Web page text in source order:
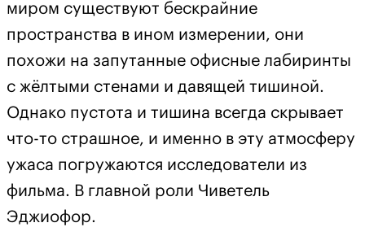
миром существуют бескрайние
пространства в ином измерении, они
похожи на запутанные офисные лабиринты
с жёлтыми стенами и давящей тишиной.
Однако пустота и тишина всегда скрывает
что-то страшное, и именно в эту атмосферу
ужаса погружаются исследователи из
фильма. В главной роли Чиветель
Эджиофор.